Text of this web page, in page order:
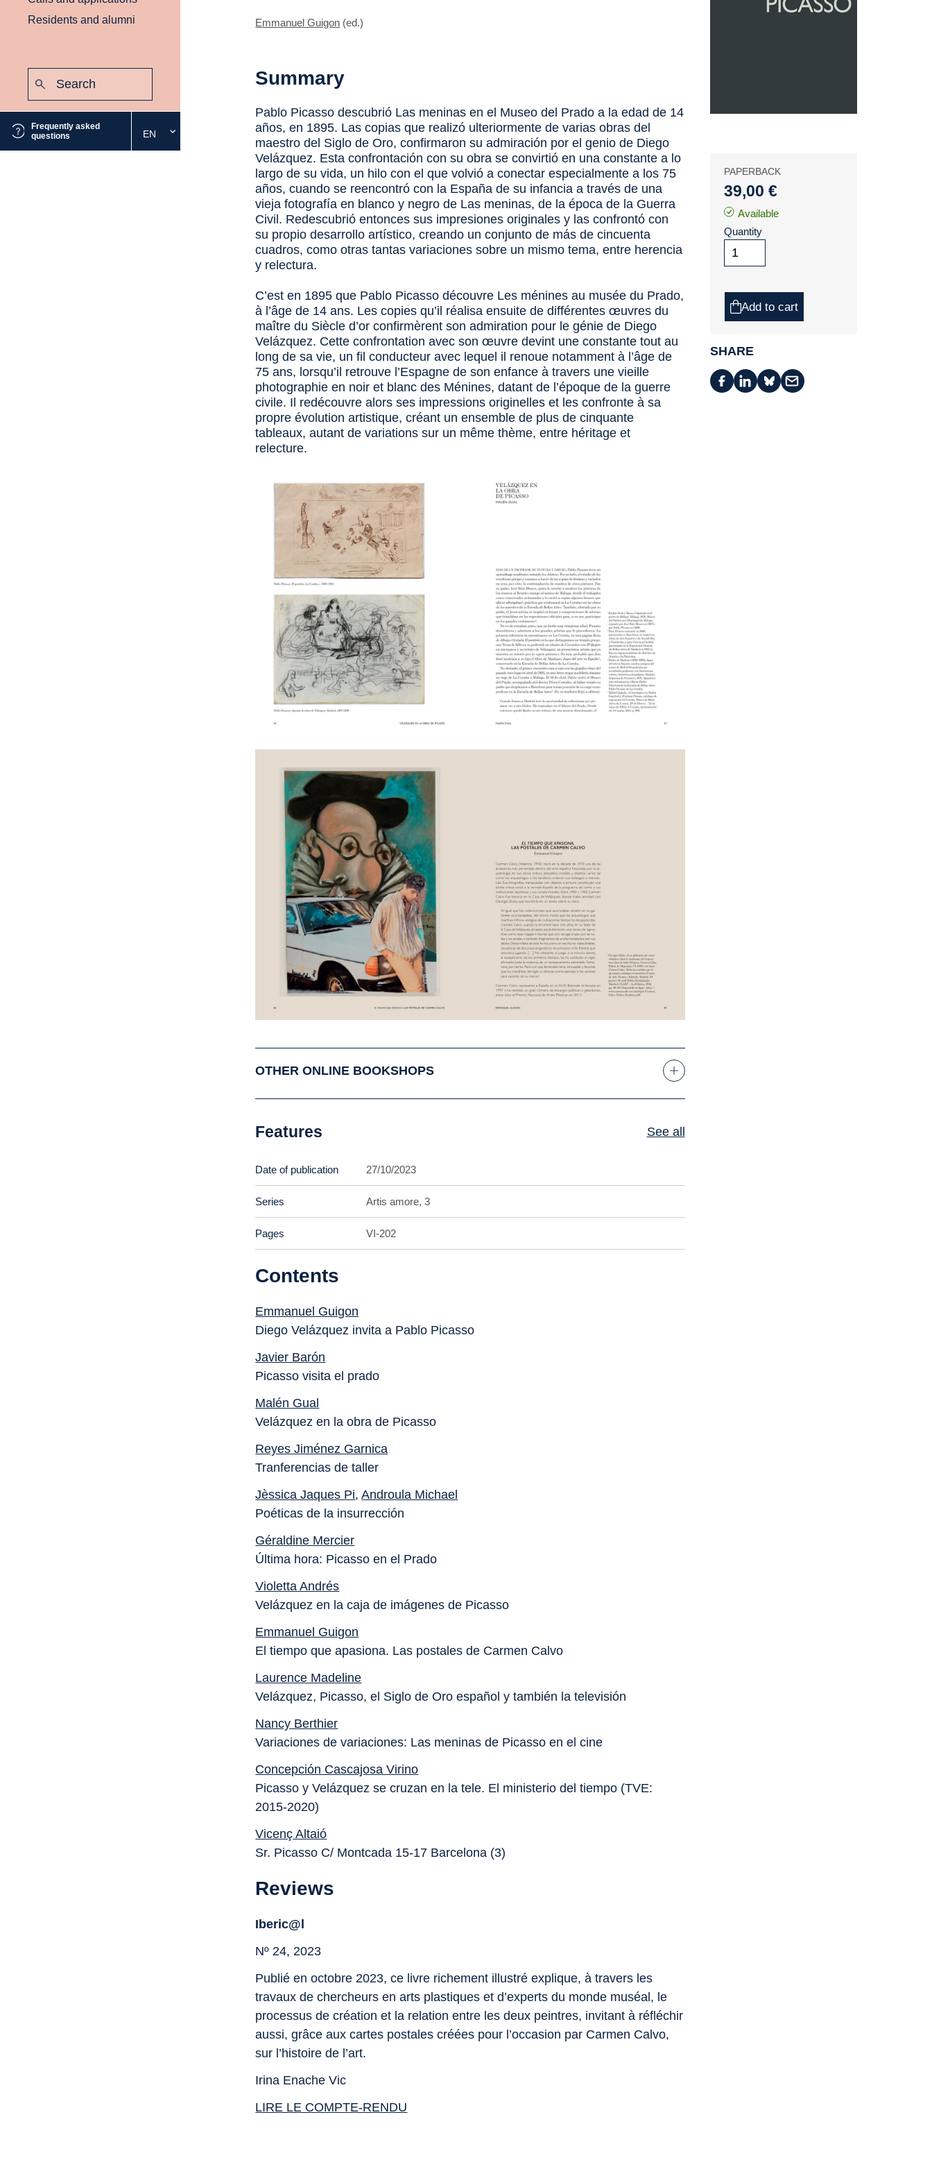
Residents and alumni
Frequently asked
questions
Select
the
EN
Emmanuel Guigon (ed.)
Summary
Pablo Picasso descubrió Las meninas en el Museo del Prado a la edad de 14
años, en 1895. Las copias que realizó ulteriormente de varias obras del
maestro del Siglo de Oro, confirmaron su admiración por el genio de Diego
Velázquez. Esta confrontación con su obra se convirtió en una constante a lo
largo de su vida, un hilo con el que volvió a conectar especialmente a los 75
años, cuando se reencontró con la España de su infancia a través de una
vieja fotografía en blanco y negro de Las meninas, de la época de la Guerra
Civil. Redescubrió entonces sus impresiones originales y las confrontó con
su propio desarrollo artístico, creando un conjunto de más de cincuenta
cuadros, como otras tantas variaciones sobre un mismo tema, entre herencia
y relectura.
C’est en 1895 que Pablo Picasso découvre Les ménines au musée du Prado,
à l’âge de 14 ans. Les copies qu’il réalisa ensuite de différentes œuvres du
maître du Siècle d’or confirmèrent son admiration pour le génie de Diego
Velázquez. Cette confrontation avec son œuvre devint une constante tout au
long de sa vie, un fil conducteur avec lequel il renoue notamment à l’âge de
75 ans, lorsqu’il retrouve l’Espagne de son enfance à travers une vieille
photographie en noir et blanc des Ménines, datant de l’époque de la guerre
civile. Il redécouvre alors ses impressions originelles et les confronte à sa
propre évolution artistique, créant un ensemble de plus de cinquante
tableaux, autant de variations sur un même thème, entre héritage et
relecture.
OTHER ONLINE BOOKSHOPS
Features See all
Date of publication 27/10/2023
Series Artis amore, 3
Pages VI-202
Contents
Emmanuel Guigon
Diego Velázquez invita a Pablo Picasso
Javier Barón
Picasso visita el prado
Malén Gual
Velázquez en la obra de Picasso
Reyes Jiménez Garnica
Tranferencias de taller
Jèssica Jaques Pi,Androula Michael
Poéticas de la insurrección
Géraldine Mercier
Última hora: Picasso en el Prado
Violetta Andrés
Velázquez en la caja de imágenes de Picasso
Emmanuel Guigon
El tiempo que apasiona. Las postales de Carmen Calvo
Laurence Madeline
Velázquez, Picasso, el Siglo de Oro español y también la televisión
Nancy Berthier
Variaciones de variaciones: Las meninas de Picasso en el cine
Concepción Cascajosa Virino
Picasso y Velázquez se cruzan en la tele. El ministerio del tiempo (TVE:
2015-2020)
Vicenç Altaió
Sr. Picasso C/ Montcada 15-17 Barcelona (3)
Reviews
Iberic@l
Nº 24, 2023
Publié en octobre 2023, ce livre richement illustré explique, à travers les
travaux de chercheurs en arts plastiques et d’experts du monde muséal, le
processus de création et la relation entre les deux peintres, invitant à réfléchir
aussi, grâce aux cartes postales créées pour l’occasion par Carmen Calvo,
sur l’histoire de l’art.
Irina Enache Vic
LIRE LE COMPTE-RENDU
PAPERBACK
39,00 €
Available
Quantity
Add to cart
SHARE